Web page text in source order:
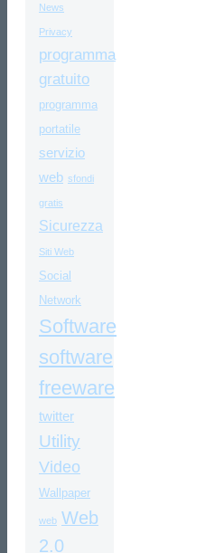
News
Privacy
programma
gratuito
programma
portatile
servizio
web sfondi
gratis
Sicurezza
Siti Web
Social
Network
Software
software
freeware
twitter
Utility
Video
Wallpaper
web Web
2.0